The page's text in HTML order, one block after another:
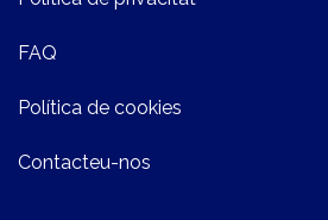
FAQ
Política de cookies
Contacteu-nos